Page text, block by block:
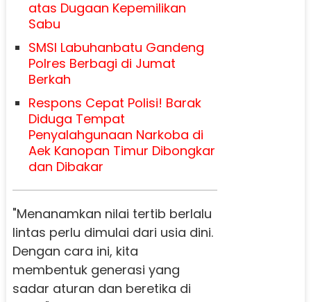
atas Dugaan Kepemilikan
Sabu
SMSI Labuhanbatu Gandeng
Polres Berbagi di Jumat
Berkah
Respons Cepat Polisi! Barak
Diduga Tempat
Penyalahgunaan Narkoba di
Aek Kanopan Timur Dibongkar
dan Dibakar
"Menanamkan nilai tertib berlalu
lintas perlu dimulai dari usia dini.
Dengan cara ini, kita
membentuk generasi yang
sadar aturan dan beretika di